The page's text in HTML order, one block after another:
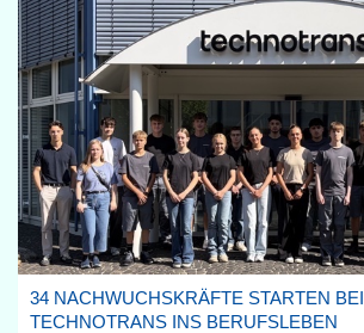
34 NACHWUCHSKRÄFTE STARTEN BEI
TECHNOTRANS INS BERUFSLEBEN